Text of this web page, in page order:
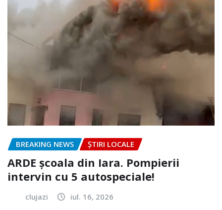
BREAKING NEWS ȘTIRI LOCALE
ARDE școala din Iara. Pompierii
intervin cu 5 autospeciale!
clujazi iul. 16, 2026